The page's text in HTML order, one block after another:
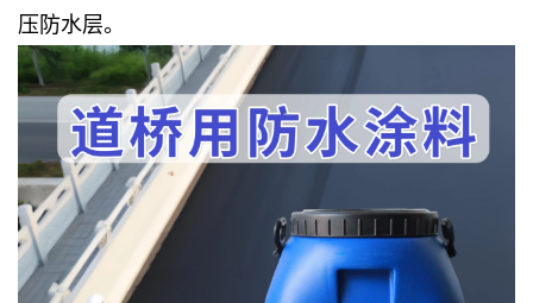
压防水层。